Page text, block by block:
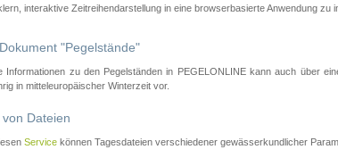
interaktive Zeitreihendarstellung in eine browserbasierte Anwendung zu
"Pegelstände"
Informationen zu den Pegelständen in PEGELONLINE kann auch über
in mitteleuropäischer Winterzeit vor.
Dateien
Service können Tagesdateien verschiedener gewässerkundlicher